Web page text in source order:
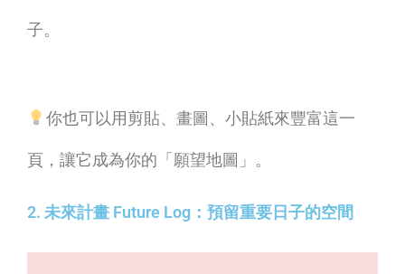
子。
你也可以用剪貼、畫圖、小貼紙來豐富這一
頁，讓它成為你的「願望地圖」。
2. 未來計畫 Future Log：預留重要日子的空間